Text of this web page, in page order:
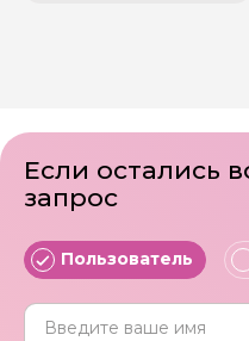
Если остались
запрос
Пользователь